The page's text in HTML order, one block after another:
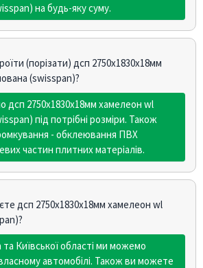
на будь-яку суму.
(порізати) дсп 2750х1830х18мм
(swisspan)?
дсп 2750х1830х18мм хамелеон wl
під потрібні розміри. Також
- обклеювання ПВХ
частин плитних матеріалів.
дсп 2750х1830х18мм хамелеон wl
Київської області ми можемо
автомобілі. Також ви можете